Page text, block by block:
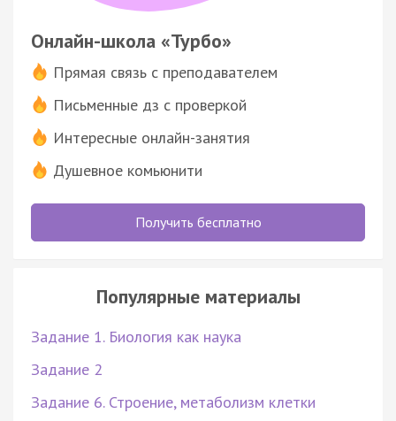
Онлайн-школа «Турбо»
Прямая связь с преподавателем
Письменные дз с проверкой
Интересные онлайн-занятия
Душевное комьюнити
Получить бесплатно
Популярные материалы
Задание 1. Биология как наука
Задание 2
Задание 6. Строение, метаболизм клетки